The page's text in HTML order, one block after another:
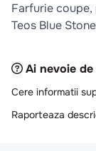
7. ceafa
8. aripi
Farfurie
Teos Blue
Ai nevoie
Cere informatii
Raporteaza